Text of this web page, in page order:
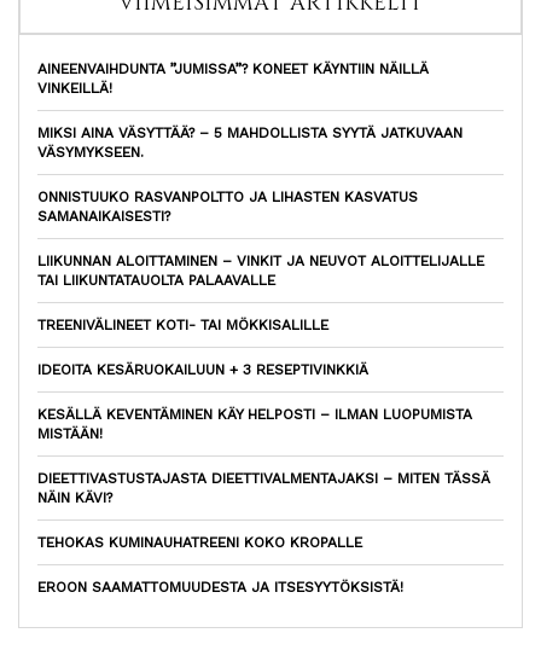
AINEENVAIHDUNTA ”JUMISSA”? KONEET KÄYNTIIN NÄILLÄ
VINKEILLÄ!
MIKSI AINA VÄSYTTÄÄ? – 5 MAHDOLLISTA SYYTÄ JATKUVAAN
VÄSYMYKSEEN.
ONNISTUUKO RASVANPOLTTO JA LIHASTEN KASVATUS
SAMANAIKAISESTI?
LIIKUNNAN ALOITTAMINEN – VINKIT JA NEUVOT ALOITTELIJALLE
TAI LIIKUNTATAUOLTA PALAAVALLE
TREENIVÄLINEET KOTI- TAI MÖKKISALILLE
IDEOITA KESÄRUOKAILUUN + 3 RESEPTIVINKKIÄ
KESÄLLÄ KEVENTÄMINEN KÄY HELPOSTI – ILMAN LUOPUMISTA
MISTÄÄN!
DIEETTIVASTUSTAJASTA DIEETTIVALMENTAJAKSI – MITEN TÄSSÄ
NÄIN KÄVI?
TEHOKAS KUMINAUHATREENI KOKO KROPALLE
EROON SAAMATTOMUUDESTA JA ITSESYYTÖKSISTÄ!